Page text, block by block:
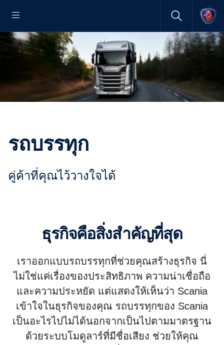
รถบรรทุก
คู่ค้าที่คุณไว้วางใจได้
ธุรกิจคือสิ่งสำคัญที่สุด
เราออกแบบรถบรรทุกที่ช่วยคุณสร้างธุรกิจ นี่
ไม่ใช่แค่เรื่องของประสิทธิภาพ ความน่าเชื่อถือ
และความประหยัด แต่แสดงให้เห็นว่า Scania
เข้าใจในธุรกิจของคุณ รถบรรทุกของ Scania
เป็นอะไรไปไม่ได้นอกจากเป็นไปตามมาตรฐาน
ด้วยระบบโมดูลาร์ที่มีชื่อเสียง ช่วยให้คุณ